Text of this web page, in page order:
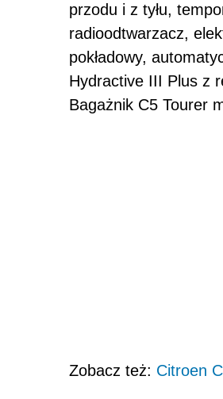
przodu i z tyłu,
radioodtwarzacz,
pokładowy,
Hydractive III Plus z
Bagażnik C5 Tourer
Zobacz też: Citroen